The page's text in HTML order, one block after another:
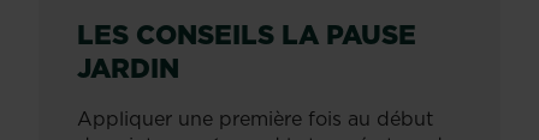
LES CONSEILS LA PAUSE
JARDIN
Appliquer une première fois au début